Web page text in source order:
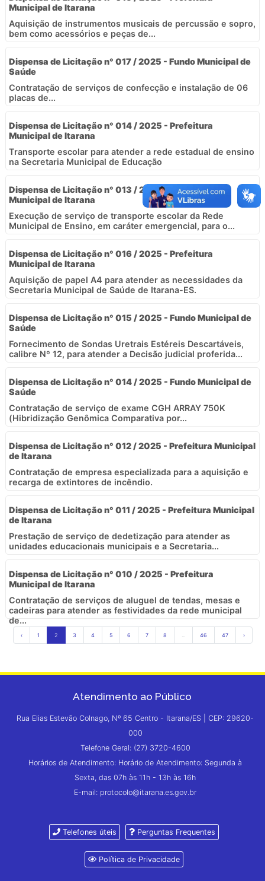
Municipal de Itarana
Aquisição de instrumentos musicais de percussão e sopro,
bem como acessórios e peças de...
Dispensa de Licitação n° 017 / 2025 - Fundo Municipal de
Saúde
Contratação de serviços de confecção e instalação de 06
placas de...
Dispensa de Licitação n° 014 / 2025 - Prefeitura
Municipal de Itarana
Transporte escolar para atender a rede estadual de ensino
na Secretaria Municipal de Educação
Dispensa de Licitação n° 013 / 2025 - Prefeitura
Municipal de Itarana
Execução de serviço de transporte escolar da Rede
Municipal de Ensino, em caráter emergencial, para o...
Dispensa de Licitação n° 016 / 2025 - Prefeitura
Municipal de Itarana
Aquisição de papel A4 para atender as necessidades da
Secretaria Municipal de Saúde de Itarana-ES.
Dispensa de Licitação n° 015 / 2025 - Fundo Municipal de
Saúde
Fornecimento de Sondas Uretrais Estéreis Descartáveis,
calibre Nº 12, para atender a Decisão judicial proferida...
Dispensa de Licitação n° 014 / 2025 - Fundo Municipal de
Saúde
Contratação de serviço de exame CGH ARRAY 750K
(Hibridização Genômica Comparativa por...
Dispensa de Licitação n° 012 / 2025 - Prefeitura Municipal
de Itarana
Contratação de empresa especializada para a aquisição e
recarga de extintores de incêndio.
Dispensa de Licitação n° 011 / 2025 - Prefeitura Municipal
de Itarana
Prestação de serviço de dedetização para atender as
unidades educacionais municipais e a Secretaria...
Dispensa de Licitação n° 010 / 2025 - Prefeitura
Municipal de Itarana
Contratação de serviços de aluguel de tendas, mesas e
cadeiras para atender as festividades da rede municipal
de...
‹ 1 2 3 4 5 6 7 8 46 47 ›
Atendimento ao Público
Rua Elias Estevão Colnago, Nº 65 Centro - Itarana/ES | CEP: 29620-
000
Telefone Geral: (27) 3720-4600
Horários de Atendimento: Horário de Atendimento: Segunda à
Sexta, das 07h às 11h - 13h às 16h
E-mail: protocolo@itarana.es.gov.br
Telefones úteis Perguntas Frequentes
Política de Privacidade